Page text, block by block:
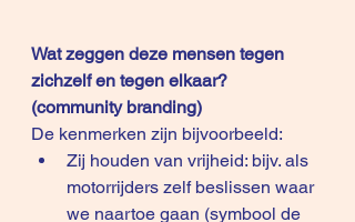
Wat zeggen deze mensen tegen
zichzelf en tegen elkaar?
(community branding)
De kenmerken zijn bijvoorbeeld:
Zij houden van vrijheid: bijv. als
motorrijders zelf beslissen waar
we naartoe gaan (symbool de